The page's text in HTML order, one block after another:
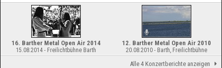
16. Barther Metal Open Air 2014
15.08.2014 - Freilichtbühne Barth
12. Barther Metal Open Air 2010
20.08.2010 - Barth, Freilichtbühne
Alle 4 Konzertberichte anzeigen